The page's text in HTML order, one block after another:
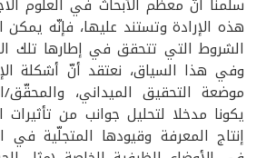
هذه الإرادة وتستند عليها، فإنّه يمكن
الشروط التي تتحقق في إطارها تلك
وفي هذا السياق، نعتقد أنّ أشكلة
موضعة التحقيق الميداني،
يكونا مدخلا لتحليل جوانب من
إنتاج المعرفة وقيودها المتجلّية في